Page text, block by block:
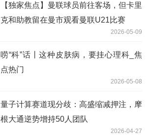
【独家焦点】曼联球员前往客场，但卡里
克和助教留在曼市观看曼联U21比赛
2026-05-09
唠“科”话丨这种皮肤病，要挂心理科_焦
点热门
2026-05-08
量子计算赛道现分歧：高盛缩减押注，摩
根大通逆势增持50人团队
2026-04-27